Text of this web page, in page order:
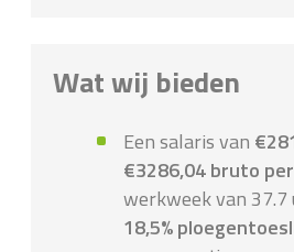
Wat wij bieden
Een salaris van
€3286,04 bruto
werkweek van 37.7
18,5%